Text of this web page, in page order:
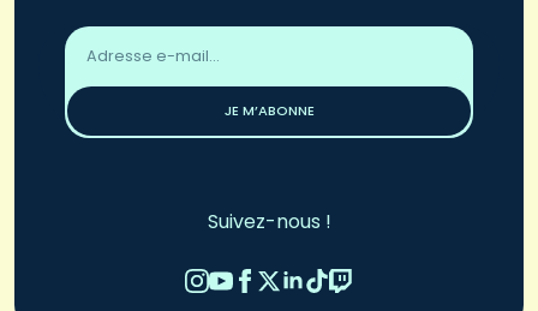
Adresse
email
JE M’ABONNE
Suivez-nous !